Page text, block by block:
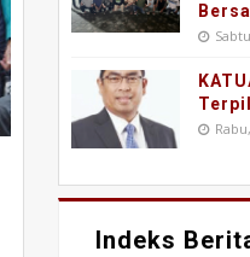
Indeks